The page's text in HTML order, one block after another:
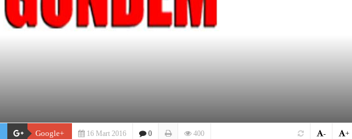
Google+ 16 Mart 2016 0 400 +
-